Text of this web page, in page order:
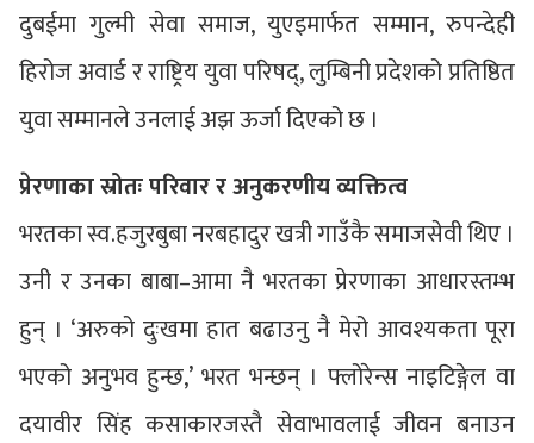
दुबईमा गुल्मी सेवा समाज, युएइमार्फत सम्मान, रुपन्देही
हिरोज अवार्ड र राष्ट्रिय युवा परिषद्, लुम्बिनी प्रदेशको प्रतिष्ठित
युवा सम्मानले उनलाई अझ ऊर्जा दिएको छ ।
प्रेरणाका स्रोतः परिवार र अनुकरणीय व्यक्तित्व
भरतका स्व.हजुरबुबा नरबहादुर खत्री गाउँकै समाजसेवी थिए ।
उनी र उनका बाबा–आमा नै भरतका प्रेरणाका आधारस्तम्भ
हुन् । ‘अरुको दुःखमा हात बढाउनु नै मेरो आवश्यकता पूरा
भएको अनुभव हुन्छ,’ भरत भन्छन् । फ्लोरेन्स नाइटिङ्गेल वा
दयावीर सिंह कसाकारजस्तै सेवाभावलाई जीवन बनाउन